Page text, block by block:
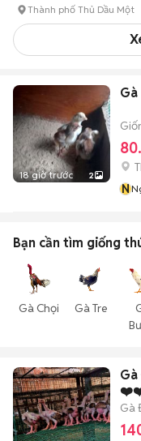
Thành phố Thủ Dầu Một
18 giờ trước 2
N
Bạn cần tìm giống
Gà Chọi Gà Tre
Gà